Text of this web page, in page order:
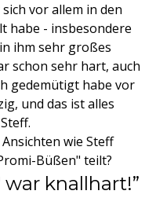
vor allem in den
habe - insbesondere
ihm sehr großes
schon sehr hart, auch
gedemütigt habe vor
und das ist alles
wie Steff
Büßen" teilt?
war knallhart!